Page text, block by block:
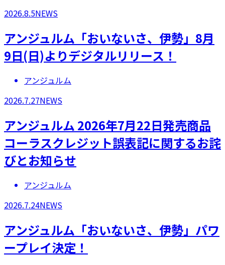
2026.8.5NEWS
アンジュルム「おいないさ、伊勢」8月
9日(日)よりデジタルリリース！
アンジュルム
2026.7.27NEWS
アンジュルム 2026年7月22日発売商品
コーラスクレジット誤表記に関するお詫
びとお知らせ
アンジュルム
2026.7.24NEWS
アンジュルム「おいないさ、伊勢」パワ
ープレイ決定！